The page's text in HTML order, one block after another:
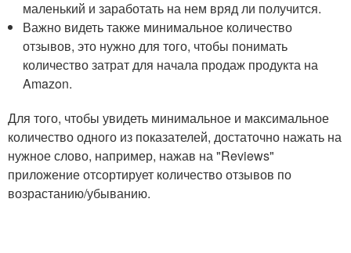
маленький и заработать на нем вряд ли получится.
Важно видеть также минимальное количество
отзывов, это нужно для того, чтобы понимать
количество затрат для начала продаж продукта на
Amazon.
Для того, чтобы увидеть минимальное и максимальное
количество одного из показателей, достаточно нажать на
нужное слово, например, нажав на "Reviews"
приложение отсортирует количество отзывов по
возрастанию/убыванию.